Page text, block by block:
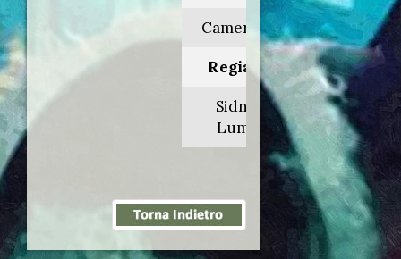
Cameriere
Regia di:
Sidney
Lumet